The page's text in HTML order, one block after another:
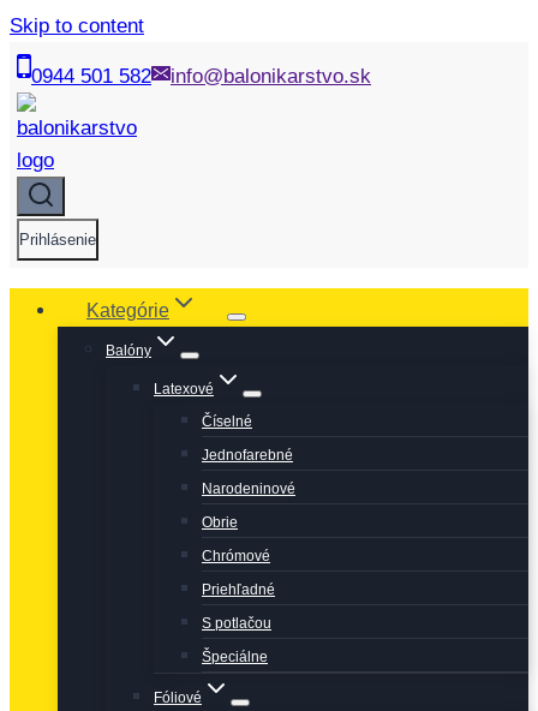
Skip to content
0944 501 582 info@balonikarstvo.sk
Prihlásenie
Kategórie
Balóny
Latexové
Číselné
Jednofarebné
Narodeninové
Obrie
Chrómové
Priehľadné
S potlačou
Špeciálne
Fóliové